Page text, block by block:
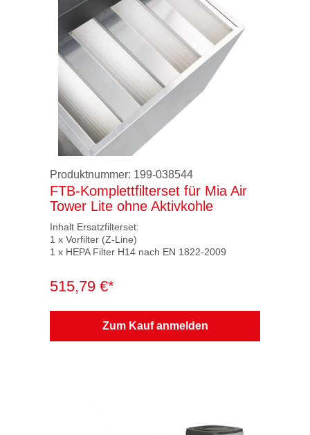
Produktnummer: 199-038544
FTB-Komplettfilterset für Mia Air
Tower Lite ohne Aktivkohle
Inhalt Ersatzfilterset:
1 x Vorfilter (Z-Line)
1 x HEPA Filter H14 nach EN 1822-2009
515,79 €*
Zum Kauf anmelden